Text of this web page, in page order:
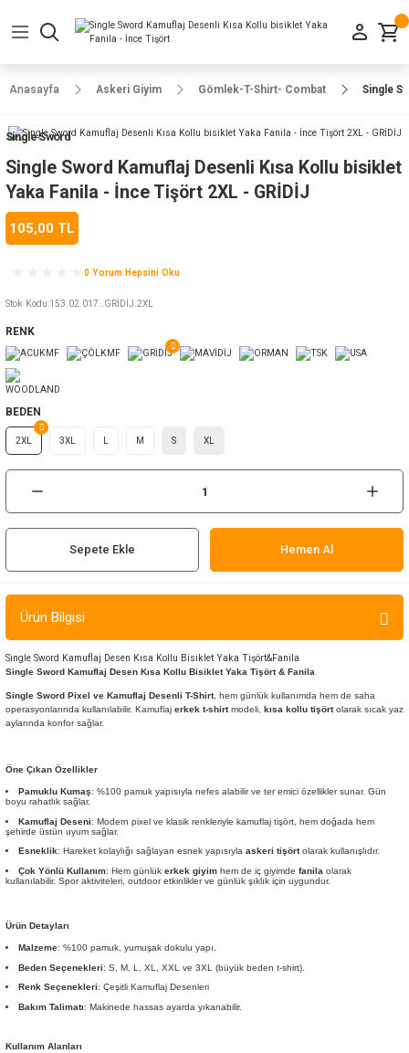
Geri Dön
Geri Dön
ve Çorap
Geri Dön
Geri Dön
Geri Dön
Geri Dön
Geri Dön
Anasayfa Askeri Giyim Gömlek-T-Shirt- Combat Single
Single Sword
Single Sword Kamuflaj Desenli Kısa Kollu bisiklet
Yaka Fanila - İnce Tişört 2XL - GRİDİJ
105,00 TL
0 Yorum Hepsini Oku
Stok Kodu:153.02.017..GRİDİJ.2XL
RENK
BEDEN
2XL 3XL L M S XL
Sepete Ekle Hemen Al
Ürün Bilgisi
Single Sword Kamuflaj Desen Kısa Kollu Bisiklet Yaka Tişört&Fanila
Single Sword Kamuflaj Desen Kısa Kollu Bisiklet Yaka Tişört & Fanila
Single Sword Pixel ve Kamuflaj Desenli T-Shirt, hem günlük kullanımda hem de saha
operasyonlarında kullanılabilir. Kamuflaj erkek t-shirtmodeli, kısa kollu tişörtolarak sıcak yaz
aylarında konfor sağlar.
Öne Çıkan Özellikler
Pamuklu Kumaş: %100 pamuk yapısıyla nefes alabilir ve ter emici özellikler sunar. Gün
boyu rahatlık sağlar.
Kamuflaj Deseni: Modern pixel ve klasik renkleriyle kamuflaj tişört, hem doğada hem
şehirde üstün uyum sağlar.
Esneklik: Hareket kolaylığı sağlayan esnek yapısıylaaskeri tişörtolarak kullanışlıdır.
Çok Yönlü Kullanım: Hem günlükerkek giyim hem de iç giyimdefanila olarak
kullanılabilir. Spor aktiviteleri, outdoor etkinlikler ve günlük şıklık için uygundur.
Ürün Detayları
Malzeme: %100 pamuk, yumuşak dokulu yapı.
Beden Seçenekleri: S, M, L, XL, XXL ve 3XL (büyük beden t-shirt).
Renk Seçenekleri: Çeşitli Kamuflaj Desenleri
Bakım Talimatı: Makinede hassas ayarda yıkanabilir.
Kullanım Alanları